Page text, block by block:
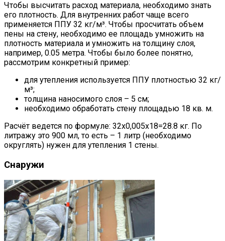
Чтобы высчитать расход материала, необходимо знать
его плотность. Для внутренних работ чаще всего
применяется ППУ 32 кг/м³. Чтобы просчитать объем
пены на стену, необходимо ее площадь умножить на
плотность материала и умножить на толщину слоя,
например, 0.05 метра. Чтобы было более понятно,
рассмотрим конкретный пример:
для утепления используется ППУ плотностью 32 кг/
м³;
толщина наносимого слоя – 5 см;
необходимо обработать стену площадью 18 кв. м.
Расчёт ведется по формуле: 32х0,005х18=28.8 кг. По
литражу это 900 мл, то есть – 1 литр (необходимо
округлять) нужен для утепления 1 стены.
Снаружи